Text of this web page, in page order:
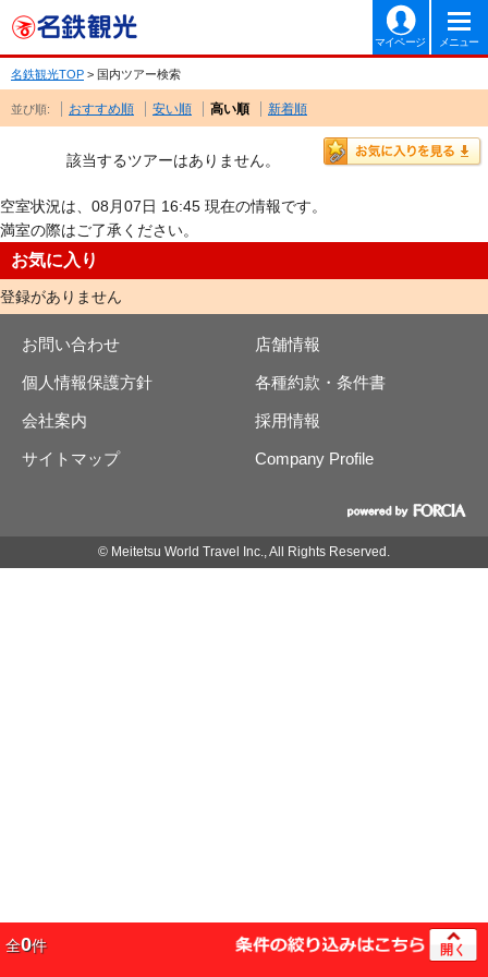
マイページ メニュー
名鉄観光TOP > 国内ツアー検索
並び順: おすすめ順 安い順 高い順 新着順
該当するツアーはありません。
空室状況は、08月07日 16:45 現在の情報です。
満室の際はご了承ください。
お気に入り
登録がありません
お問い合わせ 店舗情報
個人情報保護方針 各種約款・条件書
会社案内 採用情報
サイトマップ Company Profile
© Meitetsu World Travel Inc., All Rights Reserved.
全0件 開く